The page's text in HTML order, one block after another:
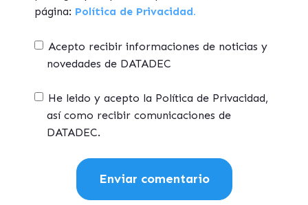
página: Política de Privacidad.
Acepto recibir informaciones de noticias y
novedades de DATADEC
He leido y acepto la Política de Privacidad,
así como recibir comunicaciones de
DATADEC.